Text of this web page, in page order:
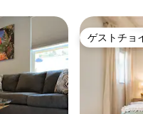
ゲストチョ
ゲストチョ